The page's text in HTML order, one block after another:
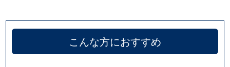
こんな方におすすめ